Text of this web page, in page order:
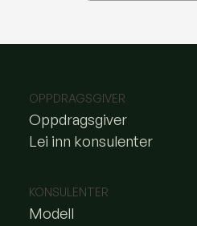
OPPDRAGSGIVER
Oppdragsgiver
Lei inn konsulenter
KONSULENTER
Modell